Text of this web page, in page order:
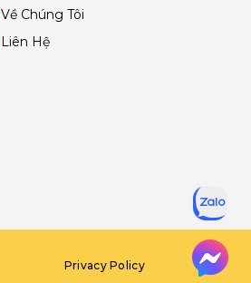
Về Chúng Tôi
Liên Hệ
Privacy Policy